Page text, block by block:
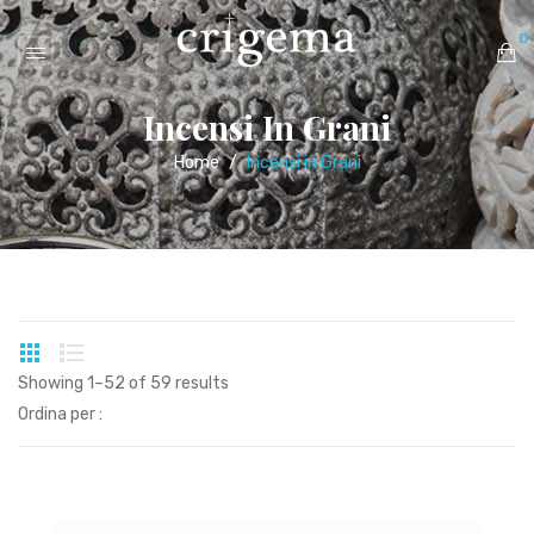
0
Nessun prodotto nel carrello.
Incensi In Grani
Home / Incensi in Grani
Showing 1–52 of 59 results
Ordina per :